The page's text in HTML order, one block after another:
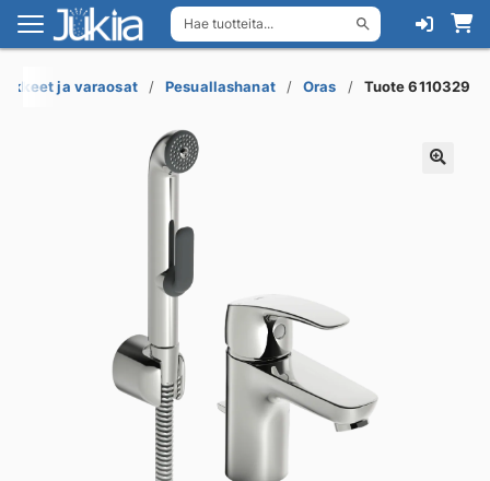
Hae tuotteita...
Siirry
navigointiin
Siirry
sisältöön
ja varaosat Pesuallashanat Oras Tuote 6110329